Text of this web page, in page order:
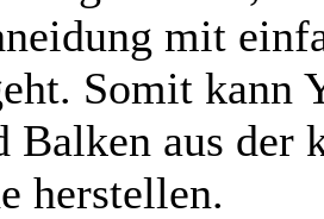
mit
Somit kann
Balken aus der
herstellen.